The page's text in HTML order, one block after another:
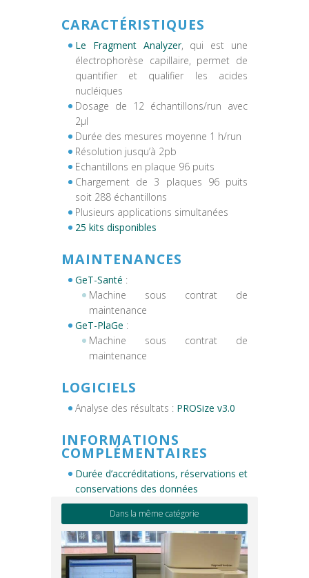
CARACTÉRISTIQUES
Le Fragment Analyzer, qui est une
électrophorèse capillaire, permet de
quantifier et qualifier les acides
nucléiques
Dosage de 12 échantillons/run avec
2µl
Durée des mesures moyenne 1 h/run
Résolution jusqu’à 2pb
Echantillons en plaque 96 puits
Chargement de 3 plaques 96 puits
soit 288 échantillons
Plusieurs applications simultanées
25 kits disponibles
MAINTENANCES
GeT-Santé :
Machine sous contrat de
maintenance
GeT-PlaGe :
Machine sous contrat de
maintenance
LOGICIELS
Analyse des résultats : PROSize v3.0
INFORMATIONS
COMPLÉMENTAIRES
Durée d’accréditations, réservations et
conservations des données
Dans la même catégorie